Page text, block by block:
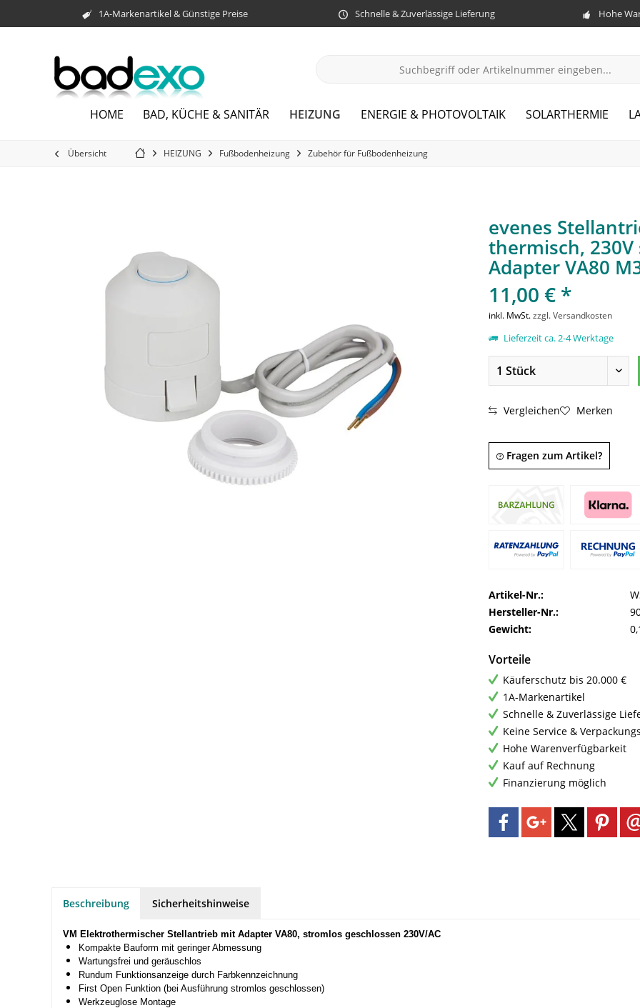
1A-Markenartikel & Günstige Preise Schnelle & Zuverlässige Lieferung Hohe
HOME BAD, KÜCHE & SANITÄR HEIZUNG ENERGIE & PHOTOVOLTAIK SOLARTHERMIE
Übersicht HEIZUNG Fußbodenheizung Zubehör für Fußbodenheizung
evenes
thermisch,
Adapter VA80
11,00 € *
inkl. MwSt.zzgl. Versandkosten
Lieferzeit ca. 2-4 Werktage
Vergleichen Merken
Fragen zum Artikel?
Artikel-Nr.:
Hersteller-Nr.:
Gewicht:
Vorteile
Käuferschutz bis 20.000 €
1A-Markenartikel
Schnelle & Zuverlässige
Keine Service &
Hohe Warenverfügbarkeit
Kauf auf Rechnung
Finanzierung möglich
Beschreibung Sicherheitshinweise
VM Elektrothermischer Stellantrieb mit Adapter VA80, stromlos geschlossen 230V/AC
Kompakte Bauform mit geringer Abmessung
Wartungsfrei und geräuschlos
Rundum Funktionsanzeige durch Farbkennzeichnung
First Open Funktion (bei Ausführung stromlos geschlossen)
Werkzeuglose Montage